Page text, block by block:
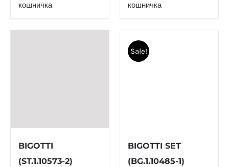
кошничка
кошничка
BIGOTTI
(ST.1.10573-2)
Sale!
BIGOTTI SET
(BG.1.10485-1)